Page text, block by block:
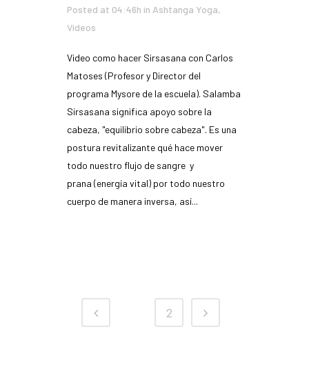
Posted at 04:46h in Ashtanga Yoga,
Videos
Video como hacer Sirsasana con Carlos
Matoses (Profesor y Director del
programa Mysore de la escuela). Salamba
Sirsasana significa apoyo sobre la
cabeza, "equilibrio sobre cabeza". Es una
postura revitalizante qué hace mover
todo nuestro flujo de sangre y
prana (energía vital) por todo nuestro
cuerpo de manera inversa, así...
2